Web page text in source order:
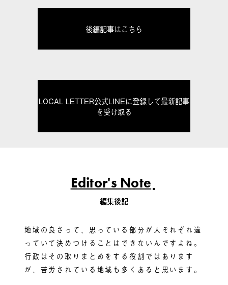
後編記事はこちら
LOCAL LETTER公式LINEに登録して最新記事
を受け取る
Editor's Note
編集後記
地域の良さって、思っている部分が人それぞれ違
っていて決めつけることはできないんですよね。
行政はその取りまとめをする役割ではあります
が、苦労されている地域も多くあると思います。